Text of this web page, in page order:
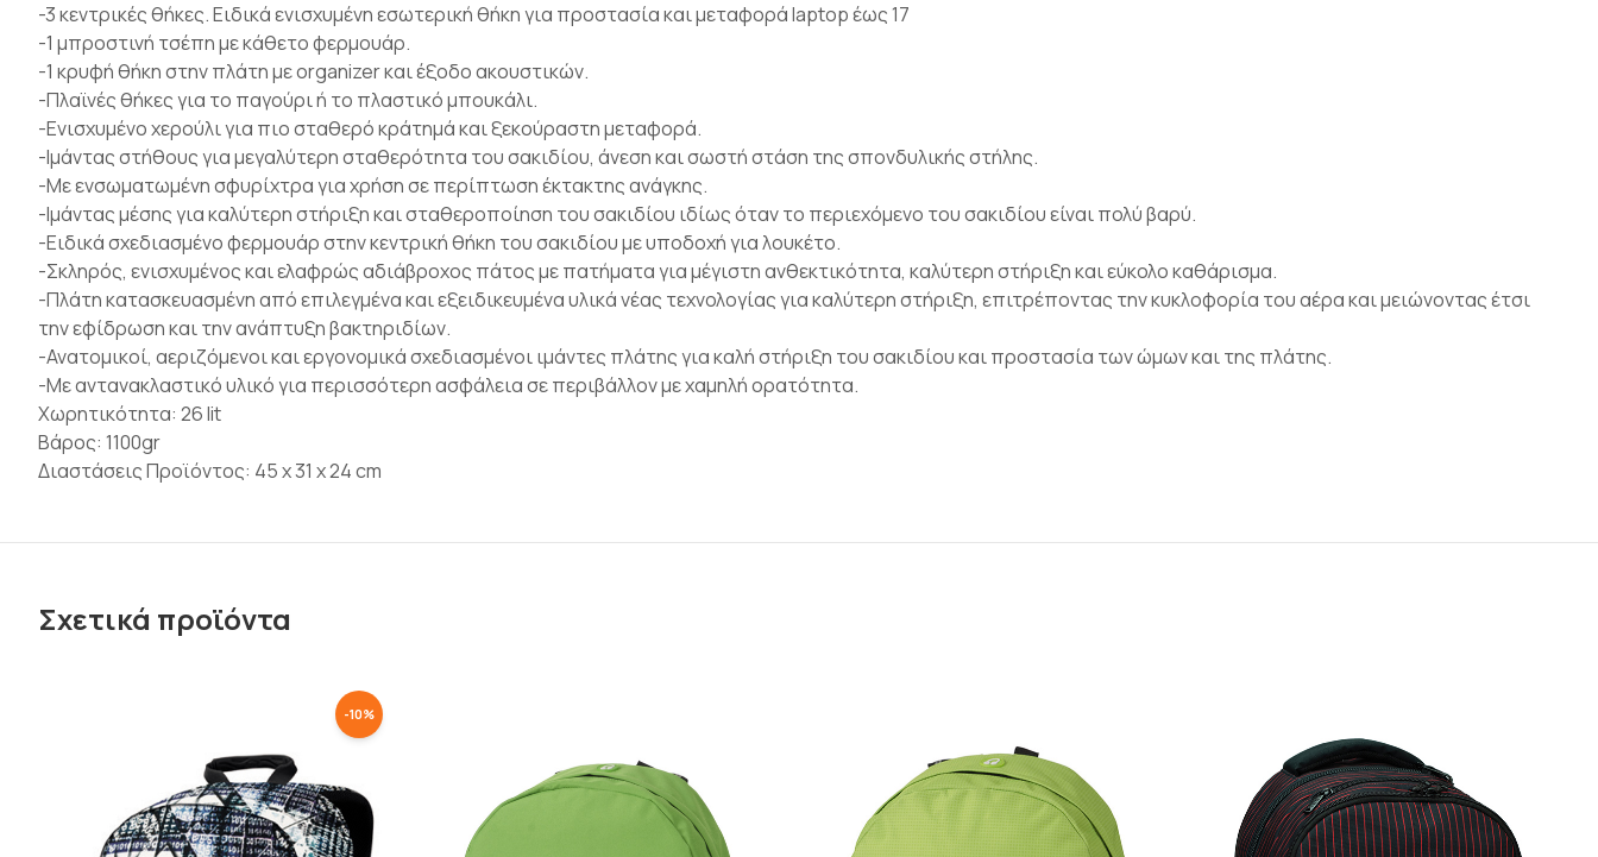
-3 κεντρικές θήκες. Ειδικά ενισχυμένη εσωτερική θήκη για προστασία και μεταφορά laptop έως 17
-1 μπροστινή τσέπη με κάθετο φερμουάρ.
-1 κρυφή θήκη στην πλάτη με organizer και έξοδο ακουστικών.
-Πλαϊνές θήκες για το παγούρι ή το πλαστικό μπουκάλι.
-Ενισχυμένο χερούλι για πιο σταθερό κράτημά και ξεκούραστη μεταφορά.
-Ιμάντας στήθους για μεγαλύτερη σταθερότητα του σακιδίου, άνεση και σωστή στάση της σπονδυλικής στήλης.
-Mε ενσωματωμένη σφυρίχτρα για χρήση σε περίπτωση έκτακτης ανάγκης.
-Ιμάντας μέσης για καλύτερη στήριξη και σταθεροποίηση του σακιδίου ιδίως όταν το περιεχόμενο του σακιδίου είναι πολύ βαρύ.
-Ειδικά σχεδιασμένο φερμουάρ στην κεντρική θήκη του σακιδίου με υποδοχή για λουκέτο.
-Σκληρός, ενισχυμένος και ελαφρώς αδιάβροχος πάτος με πατήματα για μέγιστη ανθεκτικότητα, καλύτερη στήριξη και εύκολο καθάρισμα.
-Πλάτη κατασκευασμένη από επιλεγμένα και εξειδικευμένα υλικά νέας τεχνολογίας για καλύτερη στήριξη, επιτρέποντας την κυκλοφορία του αέρα και μειώνοντας έτσι
την εφίδρωση και την ανάπτυξη βακτηριδίων.
-Ανατομικοί, αεριζόμενοι και εργονομικά σχεδιασμένοι ιμάντες πλάτης για καλή στήριξη του σακιδίου και προστασία των ώμων και της πλάτης.
-Με αντανακλαστικό υλικό για περισσότερη ασφάλεια σε περιβάλλον με χαμηλή ορατότητα.
Χωρητικότητα: 26 lit
Βάρος: 1100gr
Διαστάσεις Προϊόντος: 45 x 31 x 24 cm
Σχετικά προϊόντα
-10%